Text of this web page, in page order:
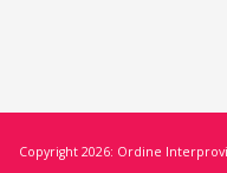
Copyright 2026: Ordine